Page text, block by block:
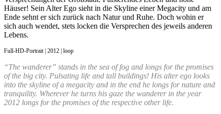
Häuser! Sein Alter Ego sieht in die Skyline einer Megacity und am
Ende sehnt er sich zurück nach Natur und Ruhe. Doch wohin er
sich auch wendet, stets locken die Versprechen des jeweils anderen
Lebens.
Full-HD-Portrait | 2012 | loop
“The wanderer” stands in the sea of fog and longs for the promises
of the big city. Pulsating life and tall buildings! His alter ego looks
into the skyline of a megacity and in the end he longs for nature and
tranquility. Wherever he turns his gaze the wanderer in the year
2012 longs for the promises of the respective other life.